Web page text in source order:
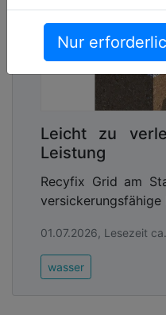
Nur
Leicht zu
Leistung
Recyfix Grid am
versickerungsfähige
01.07.2026, Lesezeit
wasser